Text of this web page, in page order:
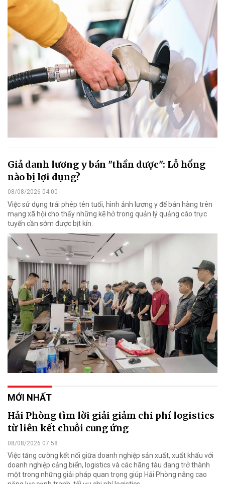
Giả danh lương y bán "thần dược": Lỗ hổng
nào bị lợi dụng?
08/08/2026 04:00
Việc sử dụng trái phép tên tuổi, hình ảnh lương y để bán hàng trên
mạng xã hội cho thấy những kẽ hở trong quản lý quảng cáo trực
tuyến cần sớm được bịt kín.
MỚI NHẤT
Hải Phòng tìm lời giải giảm chi phí logistics
từ liên kết chuỗi cung ứng
08/08/2026 07:58
Việc tăng cường kết nối giữa doanh nghiệp sản xuất, xuất khẩu với
doanh nghiệp cảng biển, logistics và các hãng tàu đang trở thành
một trong những giải pháp quan trọng giúp Hải Phòng nâng cao